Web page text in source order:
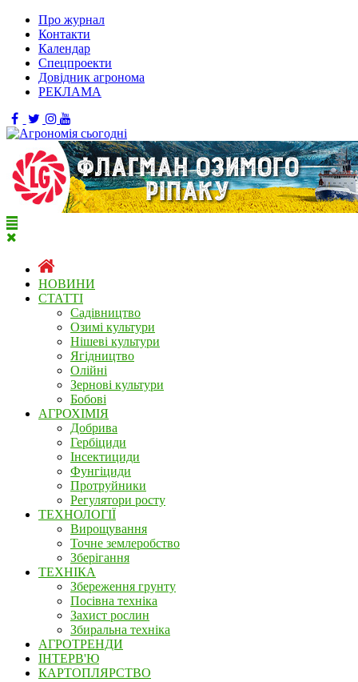
Про журнал
Контакти
Календар
Спецпроекти
Довідник агронома
РЕКЛАМА
НОВИНИ
СТАТТІ
Садівництво
Озимі культури
Нішеві культури
Ягідництво
Олійні
Зернові культури
Бобові
АГРОХІМІЯ
Добрива
Гербіциди
Інсектициди
Фунгіциди
Протруйники
Регулятори росту
ТЕХНОЛОГІЇ
Вирощування
Точне землеробство
Зберігання
ТЕХНІКА
Збереження грунту
Посівна техніка
Захист рослин
Збиральна техніка
АГРОТРЕНДИ
ІНТЕРВ'Ю
КАРТОПЛЯРСТВО